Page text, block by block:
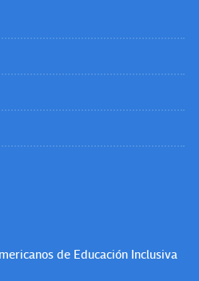
de Educación Inclusiva